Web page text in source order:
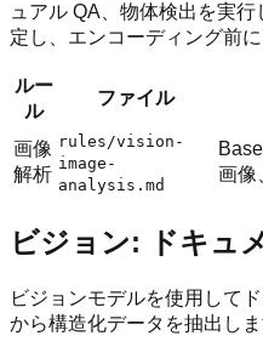
ュアル QA、物体検出を実行
定し、エンコーディング前
ルー
ル
ファイル
画像
解析
rules/vision-
image-
analysis.md
画像
ビジョン: ドキュ
ビジョンモデルを使用して
から構造化データを抽出しま